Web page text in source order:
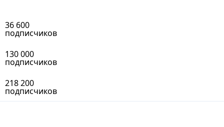
36 600
подписчиков
130 000
подписчиков
218 200
подписчиков